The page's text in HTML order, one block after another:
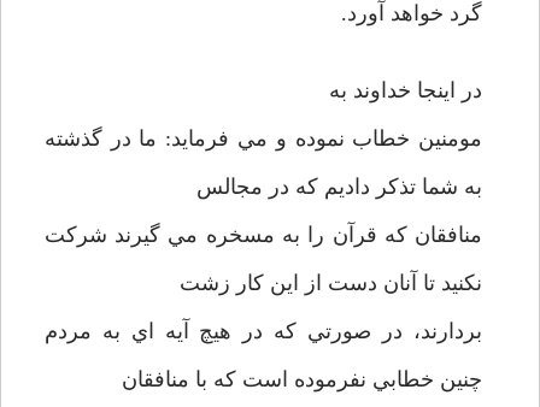
گرد خواهد آورد.
در اينجا خداوند به
مومنين خطاب نموده و مي فرمايد: ما در گذشته
به شما تذكر داديم كه در مجالس
منافقان كه قرآن را به مسخره مي گيرند شركت
نكنيد تا آنان دست از اين كار زشت
بردارند، در صورتي كه در هيچ آيه اي به مردم
چنين خطابي نفرموده است كه با منافقان